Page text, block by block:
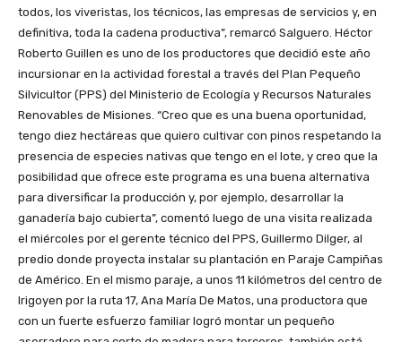
todos, los viveristas, los técnicos, las empresas de servicios y, en
definitiva, toda la cadena productiva”, remarcó Salguero. Héctor
Roberto Guillen es uno de los productores que decidió este año
incursionar en la actividad forestal a través del Plan Pequeño
Silvicultor (PPS) del Ministerio de Ecología y Recursos Naturales
Renovables de Misiones. “Creo que es una buena oportunidad,
tengo diez hectáreas que quiero cultivar con pinos respetando la
presencia de especies nativas que tengo en el lote, y creo que la
posibilidad que ofrece este programa es una buena alternativa
para diversificar la producción y, por ejemplo, desarrollar la
ganadería bajo cubierta”, comentó luego de una visita realizada
el miércoles por el gerente técnico del PPS, Guillermo Dilger, al
predio donde proyecta instalar su plantación en Paraje Campiñas
de Américo. En el mismo paraje, a unos 11 kilómetros del centro de
Irigoyen por la ruta 17, Ana María De Matos, una productora que
con un fuerte esfuerzo familiar logró montar un pequeño